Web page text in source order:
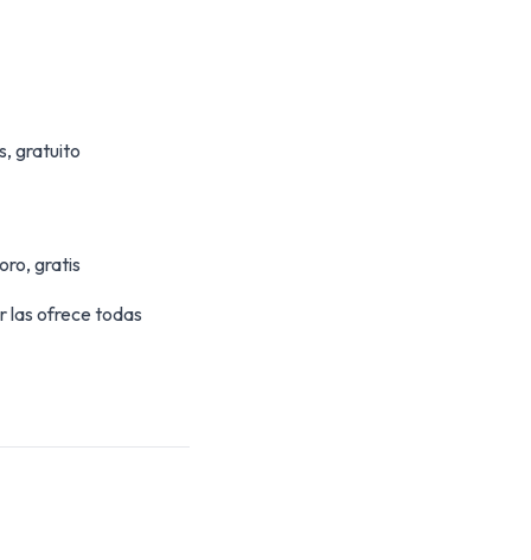
gratuito
gratis
las ofrece todas